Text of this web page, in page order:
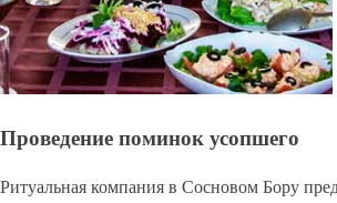
Проведение поминок усопшего
Ритуальная компания в Сосновом Бору